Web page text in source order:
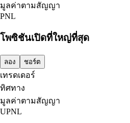
มูลค่าตามสัญญา
PNL
โพซิชันเปิดที่ใหญ่ที่สุด
ลอง ชอร์ต
เทรดเดอร์
ทิศทาง
มูลค่าตามสัญญา
UPNL